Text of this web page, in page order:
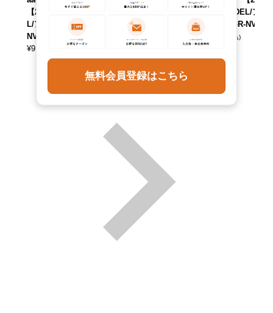
【260320】 【ADE
L/アデル】 【GR-
NV】
¥9,790
L/アデル】 【GR-
803】 【ADEL/ア
デル】 【GR-NV】
(税込)
無料会員登録はこちら